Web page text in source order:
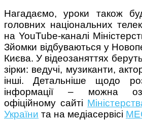
Нагадаємо, уроки також
головних національних
на YouTube-каналі
Зйомки відбуваються у
Києва. У відеозаняттях
зірки: ведучі, музиканти,
інші. Детальніше щодо
інформації – можна
офіційному сайті
України та на медіасервісі